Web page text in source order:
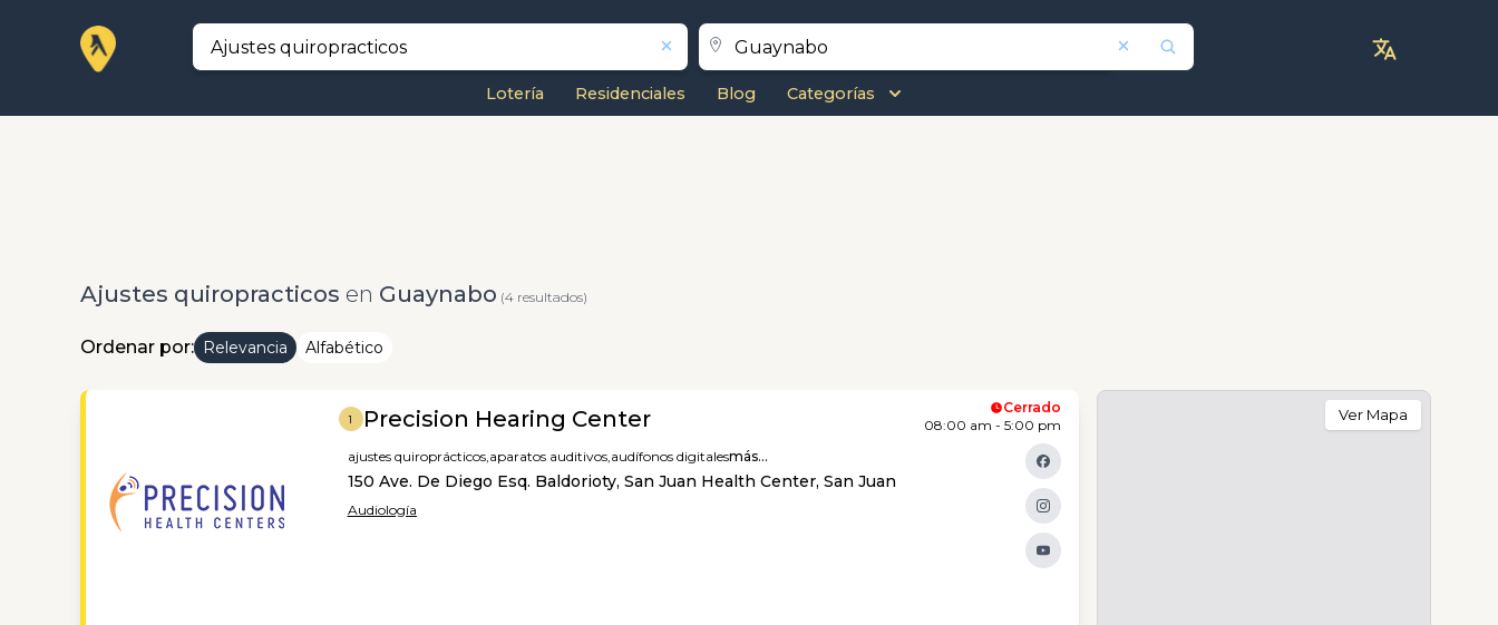
Lotería Residenciales Blog Categorías
Ajustes quiropracticos en Guaynabo (4 resultados)
Ordenar por: Relevancia Alfabético
1 Precision Hearing Center
ajustes quiroprácticos,aparatos auditivos,audífonos digitalesmás...
150 Ave. De Diego Esq. Baldorioty, San Juan Health Center, San Juan
Audiología
Cerrado
08:00 am - 5:00 pm
Ver Mapa